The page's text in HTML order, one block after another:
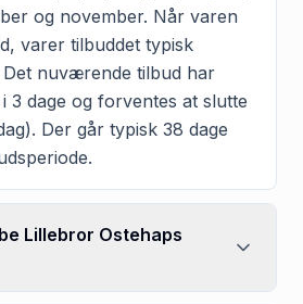
og november. Når varen
varer tilbuddet typisk
Det nuværende tilbud har
dage og forventes at slutte
Der går typisk 38 dage
Lillebror Ostehaps